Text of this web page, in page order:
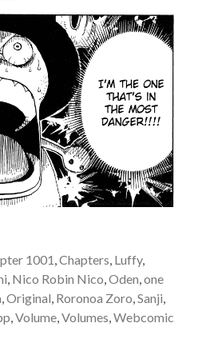
1001 Chapters Luffy,
Nico Robin Nico Oden one
Original Roronoa Zoro Sanji
Volume, Volumes Webcomic